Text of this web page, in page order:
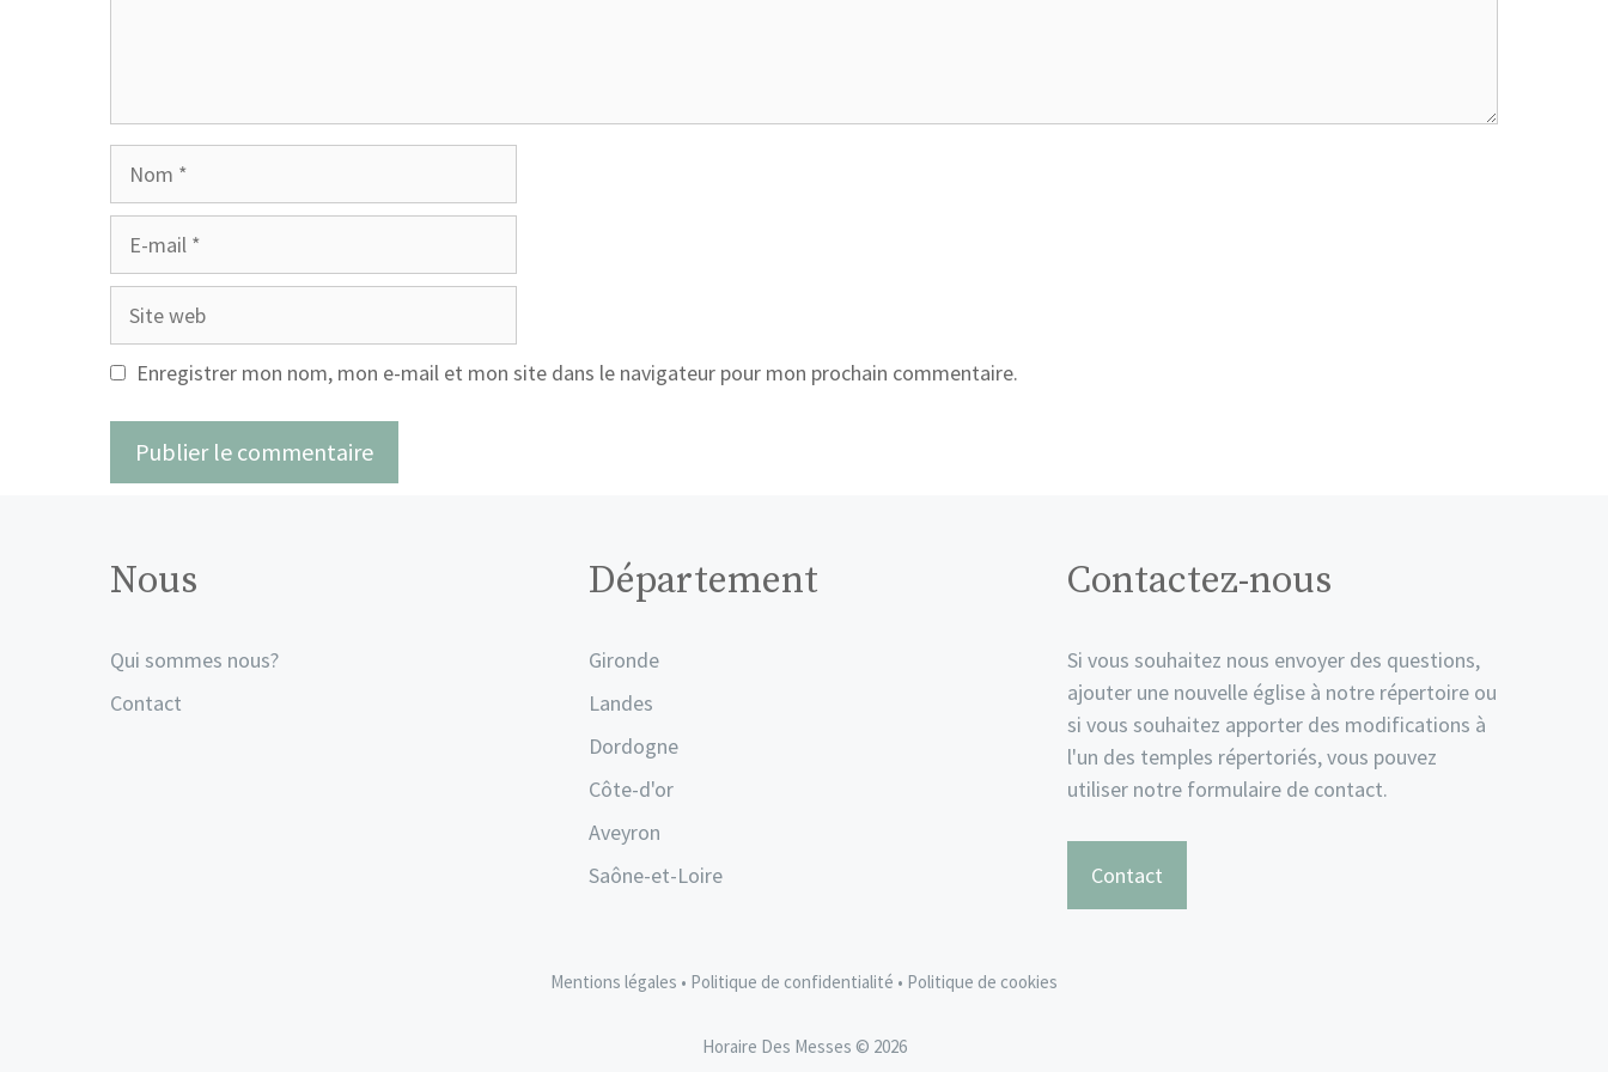
Site
Enregistrer mon nom, mon e-mail et mon site dans le navigateur pour mon prochain commentaire.
Nous
Qui sommes nous?
Contact
Département
Gironde
Landes
Dordogne
Côte-d'or
Aveyron
Saône-et-Loire
Contactez-nous
Si vous souhaitez nous envoyer des questions,
ajouter une nouvelle église à notre répertoire ou
si vous souhaitez apporter des modifications à
l'un des temples répertoriés, vous pouvez
utiliser notre formulaire de contact.
Contact
Mentions légales • Politique de confidentialité • Politique de cookies
Horaire Des Messes © 2026